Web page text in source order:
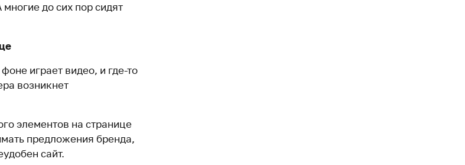
до сих пор сидят
играет видео, и где-то
возникнет
элементов на странице
предложения бренда,
сайт.